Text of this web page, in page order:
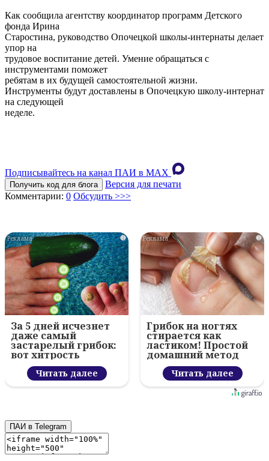
Как сообщила агентству координатор программ Детского
фонда Ирина
Старостина, руководство Опочецкой школы-интернаты делает
упор на
трудовое воспитание детей. Умение обращаться с
инструментами поможет
ребятам в их будущей самостоятельной жизни.
Инструменты будут доставлены в Опочецкую школу-интернат
на следующей
неделе.
Подписывайтесь на канал ПАИ в MAХ
Получить код для блога
Версия для печати
Комментарии: 0 Обсудить >>>
i
За 5 дней исчезнет
даже самый
застарелый грибок:
вот хитрость
Читать далее
i
Грибок на ногтях
стирается как
ластиком! Простой
домашний метод
Читать далее
ПАИ в Telegram